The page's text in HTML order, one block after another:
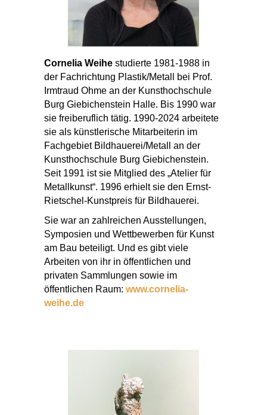
Cornelia Weihe studierte 1981-1988 in
der Fachrichtung Plastik/Metall bei Prof.
Irmtraud Ohme an der Kunsthochschule
Burg Giebichenstein Halle. Bis 1990 war
sie freiberuflich tätig. 1990-2024 arbeitete
sie als künstlerische Mitarbeiterin im
Fachgebiet Bildhauerei/Metall an der
Kunsthochschule Burg Giebichenstein.
Seit 1991 ist sie Mitglied des „Atelier für
Metallkunst“. 1996 erhielt sie den Ernst-
Rietschel-Kunstpreis für Bildhauerei.
Sie war an zahlreichen Ausstellungen,
Symposien und Wettbewerben für Kunst
am Bau beteiligt. Und es gibt viele
Arbeiten von ihr in öffentlichen und
privaten Sammlungen sowie im
öffentlichen Raum: www.cornelia-
weihe.de